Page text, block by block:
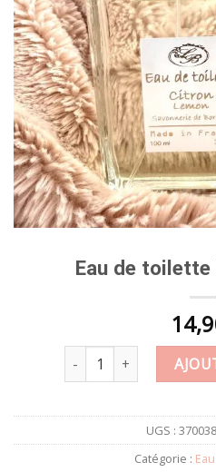
Eau de toilette
quantité de Eau de
UGS :
Catégorie :